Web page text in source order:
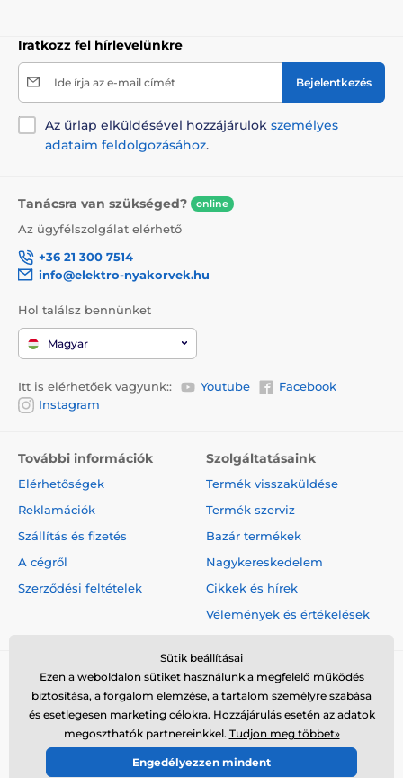
Iratkozz fel hírlevelünkre
Ide írja az e-mail címét Bejelentkezés
Az űrlap elküldésével hozzájárulok személyes
adataim feldolgozásához.
Tanácsra van szükséged? online
Az ügyfélszolgálat elérhető
+36 21 300 7514
info@elektro-nyakorvek.hu
Hol találsz bennünket
Magyar
Itt is elérhetőek vagyunk:: Youtube
Facebook
Instagram
További információk
Elérhetőségek
Reklamációk
Szállítás és fizetés
A cégről
Szerződési feltételek
Szolgáltatásaink
Termék visszaküldése
Termék szerviz
Bazár termékek
Nagykereskedelem
Cikkek és hírek
Vélemények és értékelések
© 2026 www.elektro-nyakorvek.hu ⦁ Webshop szolgáltatónk a
SIMPLIA.cz
Sütik beállításai
Ezen a weboldalon sütiket használunk a megfelelő működés
biztosítása, a forgalom elemzése, a tartalom személyre szabása
és esetlegesen marketing célokra. Hozzájárulás esetén az adatok
megoszthatók partnereinkkel. Tudjon meg többet»
Engedélyezzen mindent